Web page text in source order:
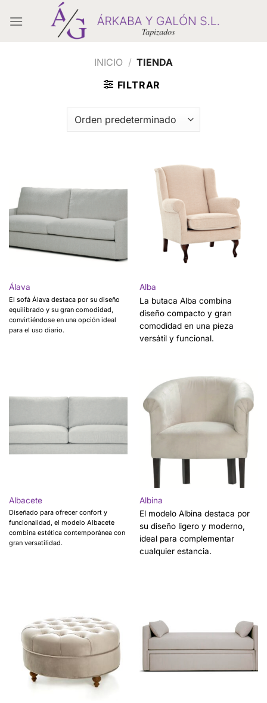
INICIO / TIENDA
FILTRAR
Álava
El sofá Álava destaca por su diseño
equilibrado y su gran comodidad,
convirtiéndose en una opción ideal
para el uso diario.
Alba
La butaca Alba combina
diseño compacto y gran
comodidad en una pieza
versátil y funcional.
Albacete
Diseñado para ofrecer confort y
funcionalidad, el modelo Albacete
combina estética contemporánea con
gran versatilidad.
Albina
El modelo Albina destaca por
su diseño ligero y moderno,
ideal para complementar
cualquier estancia.